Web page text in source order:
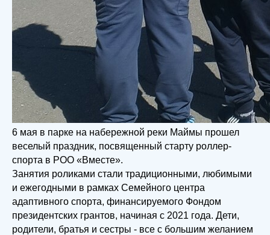
6 мая в парке на набережной реки Маймы прошел
веселый праздник, посвященный старту роллер-
спорта в РОО «Вместе».
Занятия роликами стали традиционными, любимыми
и ежегодными в рамках Семейного центра
адаптивного спорта, финансируемого Фондом
президентских грантов, начиная с 2021 года. Дети,
родители, братья и сестры - все с большим желанием